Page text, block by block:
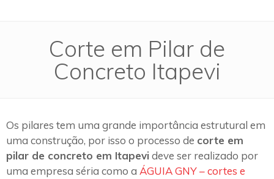
Corte em Pilar de
Concreto Itapevi
Os pilares tem uma grande importância estrutural em
uma construção, por isso o processo de corte em
pilar de concreto em Itapevi deve ser realizado por
uma empresa séria como a ÁGUIA GNY – cortes e